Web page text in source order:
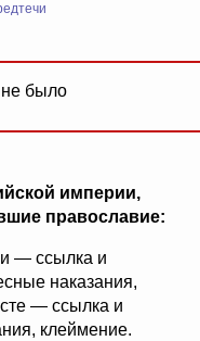
не было
империи,
православие:
— ссылка и
наказания,
— ссылка и
клеймение.